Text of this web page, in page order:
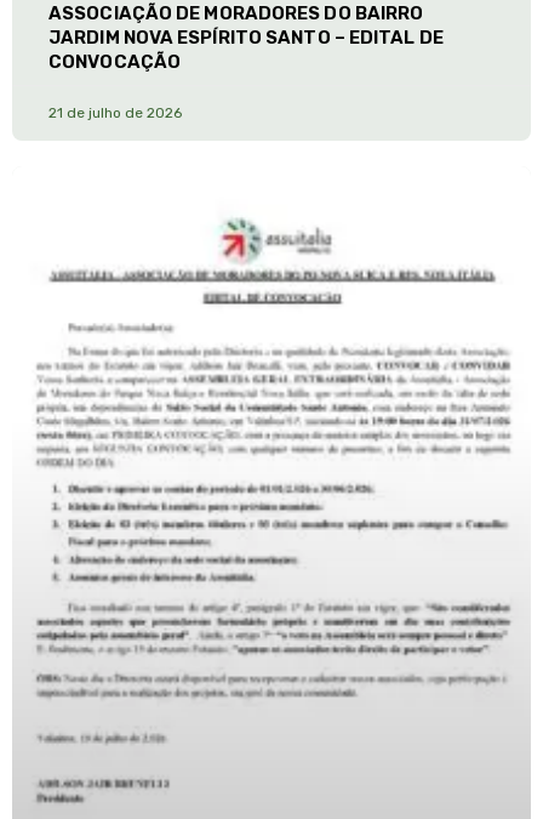
ASSOCIAÇÃO DE MORADORES DO BAIRRO
JARDIM NOVA ESPÍRITO SANTO – EDITAL DE
CONVOCAÇÃO
21 de julho de 2026